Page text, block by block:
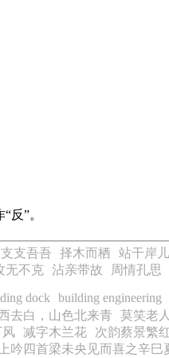
反”。
支支吾吾 择木而栖 站干岸儿
无不克 沾亲带故 周情孔思
dock building engineering
去白，山色北来青 莫笑老
风 减字木兰花 次韵蔡景繁
吟四首梁未央见而喜之辛